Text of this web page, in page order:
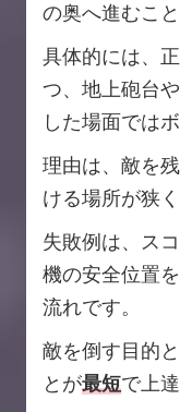
の奥へ進むこと
具体的には、
つ、地上砲台
した場面では
理由は、敵を
ける場所が狭
失敗例は、ス
機の安全位置
流れです。
敵を倒す目的
とが最短で上